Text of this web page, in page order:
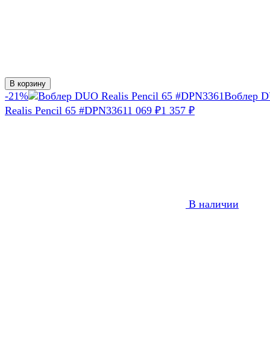
В корзину
-21%
Воблер
Realis Pencil 65 #DPN33611 069 ₽1 357 ₽
В наличии